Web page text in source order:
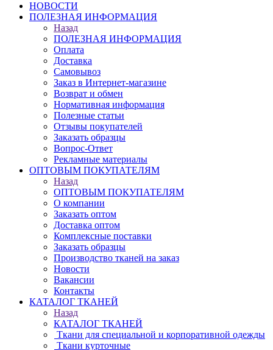
НОВОСТИ
ПОЛЕЗНАЯ ИНФОРМАЦИЯ
Назад
ПОЛЕЗНАЯ ИНФОРМАЦИЯ
Оплата
Доставка
Самовывоз
Заказ в Интернет-магазине
Возврат и обмен
Нормативная информация
Полезные статьи
Отзывы покупателей
Заказать образцы
Вопрос-Ответ
Рекламные материалы
ОПТОВЫМ ПОКУПАТЕЛЯМ
Назад
ОПТОВЫМ ПОКУПАТЕЛЯМ
О компании
Заказать оптом
Доставка оптом
Комплексные поставки
Заказать образцы
Производство тканей на заказ
Новости
Вакансии
Контакты
КАТАЛОГ ТКАНЕЙ
Назад
КАТАЛОГ ТКАНЕЙ
Ткани для специальной и корпоративной одежды
Ткани курточные